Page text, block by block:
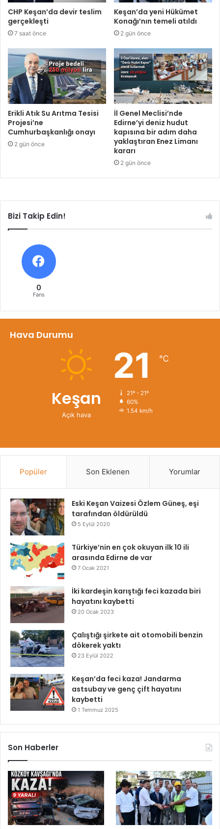
CHP Keşan’da devir teslim
gerçekleşti
7 saat önce
Keşan’da yeni Hükümet
Konağı’nın temeli atıldı
2 gün önce
Erikli Atık Su Arıtma Tesisi
Projesi’ne
Cumhurbaşkanlığı onayı
2 gün önce
İl Genel Meclisi’nde
Edirne’yi deniz hudut
kapısına bir adım daha
yaklaştıran Enez Limanı
kararı
2 gün önce
Bizi Takip Edin!
0
Fans
Hava Durumu
Keşan
Açık hava
21 ℃
21º - 21º
60%
1.54 km/h
Popüler Son Eklenen Yorumlar
Eski Keşan Vaizesi Özlem Güneş, eşi
tarafından öldürüldü
5 Eylül 2020
Türkiye’nin en çok okuyan ilk 10 ili
arasında Edirne de var
7 Ocak 2021
İki kardeşin karıştığı feci kazada biri
hayatını kaybetti
20 Ocak 2023
Çalıştığı şirkete ait otomobili benzin
dökerek yaktı
23 Eylül 2022
Keşan’da feci kaza! Jandarma
astsubay ve genç çift hayatını
kaybetti
1 Temmuz 2025
Son Haberler